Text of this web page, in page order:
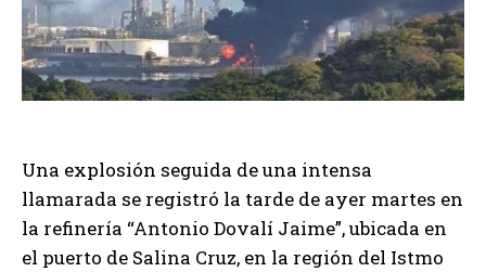
Una explosión seguida de una intensa
llamarada se registró la tarde de ayer martes en
la refinería “Antonio Dovalí Jaime”, ubicada en
el puerto de Salina Cruz, en la región del Istmo